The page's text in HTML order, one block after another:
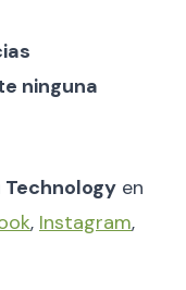
ninguna
Technology en
, Instagram,